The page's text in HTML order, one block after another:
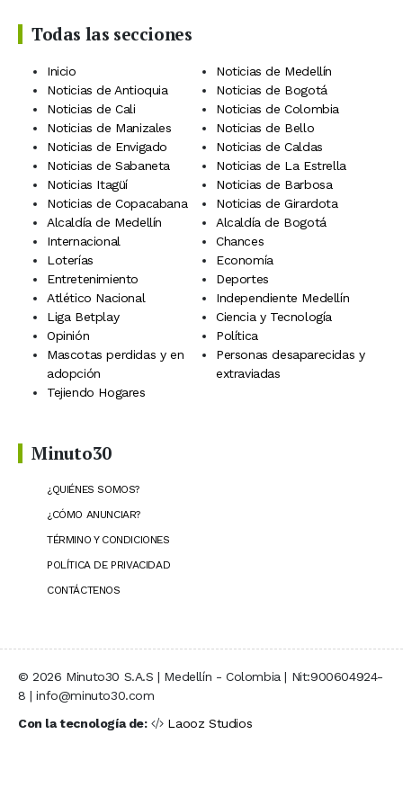
Todas las secciones
Inicio
Noticias de Medellín
Noticias de Antioquia
Noticias de Bogotá
Noticias de Cali
Noticias de Colombia
Noticias de Manizales
Noticias de Bello
Noticias de Envigado
Noticias de Caldas
Noticias de Sabaneta
Noticias de La Estrella
Noticias Itagüí
Noticias de Barbosa
Noticias de Copacabana
Noticias de Girardota
Alcaldía de Medellín
Alcaldía de Bogotá
Internacional
Chances
Loterías
Economía
Entretenimiento
Deportes
Atlético Nacional
Independiente Medellín
Liga Betplay
Ciencia y Tecnología
Opinión
Política
Mascotas perdidas y en
adopción
Personas desaparecidas y
extraviadas
Tejiendo Hogares
Minuto30
¿QUIÉNES SOMOS?
¿CÓMO ANUNCIAR?
TÉRMINO Y CONDICIONES
POLÍTICA DE PRIVACIDAD
CONTÁCTENOS
© 2026 Minuto30 S.A.S | Medellín - Colombia | Nit:900604924-
8 | info@minuto30.com
Con la tecnología de:
Laooz Studios